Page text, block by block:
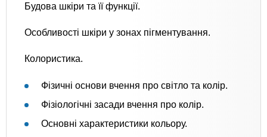
Будова шкіри та її функції.
Особливості шкіри у зонах пігментування.
Колористика.
Фізичні основи вчення про світло та колір.
Фізіологічні засади вчення про колір.
Основні характеристики кольору.